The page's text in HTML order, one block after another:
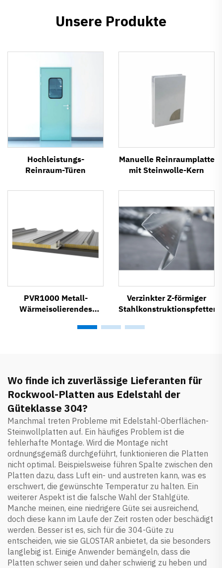
Unsere Produkte
Hochleistungs-
Reinraum-Türen
Manuelle Reinraumplatte
mit Steinwolle-Kern
PVR1000 Metall-
Wärmeisolierendes
Verzinkter Z-förmiger
Wo finde ich zuverlässige Lieferanten für
Rockwool-Platten aus Edelstahl der
Güteklasse 304?
Manchmal treten Probleme mit Edelstahl-Oberflächen-
Steinwollplatten auf. Ein häufiges Problem ist die
fehlerhafte Montage. Wird die Montage nicht
ordnungsgemäß durchgeführt, funktionieren die Platten
nicht optimal. Beispielsweise führen Spalte zwischen den
Platten dazu, dass Luft ein- und austreten kann, was es
erschwert, die gewünschte Temperatur zu halten. Ein
weiterer Aspekt ist die falsche Wahl der Stahlgüte.
Manche meinen, eine niedrigere Güte sei ausreichend,
doch diese kann im Laufe der Zeit rosten oder beschädigt
werden. Besser ist es, sich für die 304-Güte zu
entscheiden, wie sie GLOSTAR anbietet, da sie besonders
langlebig ist. Einige Anwender bemängeln, dass die
Platten schwer seien und daher schwierig zu heben und